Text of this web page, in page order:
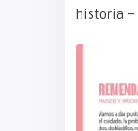
historia –